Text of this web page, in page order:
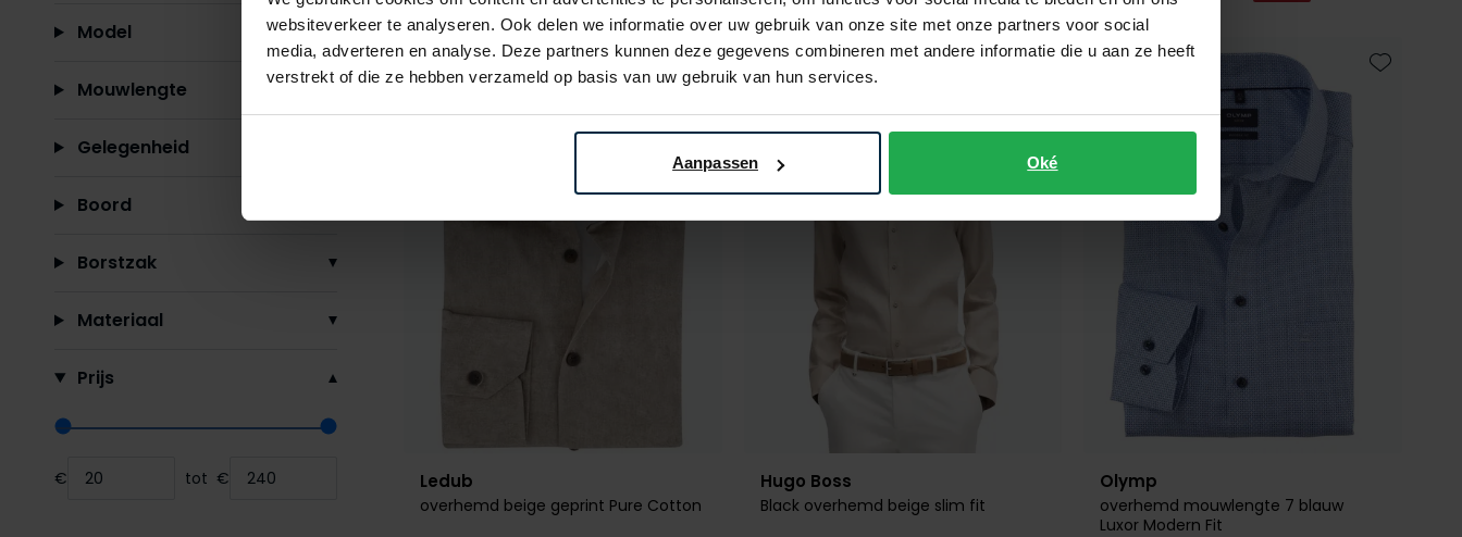
websiteverkeer te analyseren. Ook delen we informatie over uw gebruik van onze site met onze partners voor social
media, adverteren en analyse. Deze partners kunnen deze gegevens combineren met andere informatie die u aan ze heeft
verstrekt of die ze hebben verzameld op basis van uw gebruik van hun services.
Aanpassen Oké
Model
Mouwlengte
Gelegenheid
Boord
Borstzak
Materiaal
Prijs
Range slider min value
Range slider max value
€ tot € Ledub
overhemd beige geprint Pure Cotton
Toevoegen aan favorieten
Hugo Boss
Black overhemd beige slim fit
Toevoegen aan favorieten
Olymp
overhemd mouwlengte 7 blauw
Luxor Modern Fit